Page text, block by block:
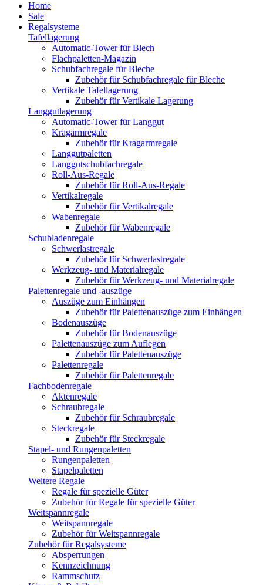
Home
Sale
Regalsysteme
Tafellagerung
Automatic-Tower für Blech
Flachpaletten-Magazin
Schubfachregale für Bleche
Zubehör für Schubfachregale für Bleche
Vertikale Tafellagerung
Zubehör für Vertikale Lagerung
Langgutlagerung
Automatic-Tower für Langgut
Kragarmregale
Zubehör für Kragarmregale
Langgutpaletten
Langgutschubfachregale
Roll-Aus-Regale
Zubehör für Roll-Aus-Regale
Vertikalregale
Zubehör für Vertikalregale
Wabenregale
Zubehör für Wabenregale
Schubladenregale
Schwerlastregale
Zubehör für Schwerlastregale
Werkzeug- und Materialregale
Zubehör für Werkzeug- und Materialregale
Palettenregale und -auszüge
Auszüge zum Einhängen
Zubehör für Palettenauszüge zum Einhängen
Bodenauszüge
Zubehör für Bodenauszüge
Palettenauszüge zum Auflegen
Zubehör für Palettenauszüge
Palettenregale
Zubehör für Palettenregale
Fachbodenregale
Aktenregale
Schraubregale
Zubehör für Schraubregale
Steckregale
Zubehör für Steckregale
Stapel- und Rungenpaletten
Rungenpaletten
Stapelpaletten
Weitere Regale
Regale für spezielle Güter
Zubehör für Regale für spezielle Güter
Weitspannregale
Weitspannregale
Zubehör für Weitspannregale
Zubehör für Regalsysteme
Absperrungen
Kennzeichnung
Rammschutz